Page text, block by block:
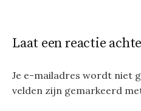
Laat een reactie
Je e-mailadres wordt niet
velden zijn gemarkeerd